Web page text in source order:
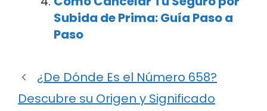
Subida de Prima: Guía Paso a
Paso
¿De Dónde Es el Número 658?
Descubre su Origen y Significado